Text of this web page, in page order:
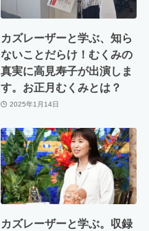
カズレーザーと学ぶ、知ら
ないことだらけ！むくみの
真実に高見寿子が出演しま
す。お正月むくみとは？
2025年1月14日
カズレーザーと学ぶ。収録